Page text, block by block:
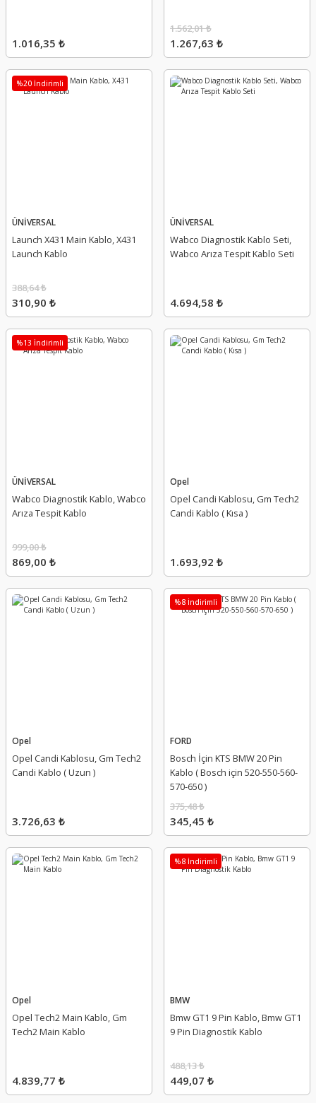
1.016,35 ₺ 1.267,63 ₺
1.562,01 ₺
%20 İndirimli
ÜNİVERSAL
Launch X431 Main Kablo, X431
Launch Kablo
310,90 ₺
388,64 ₺
ÜNİVERSAL
Wabco Diagnostik Kablo Seti,
Wabco Arıza Tespit Kablo Seti
4.694,58 ₺
%13 İndirimli
ÜNİVERSAL
Wabco Diagnostik Kablo, Wabco
Arıza Tespit Kablo
869,00 ₺
999,00 ₺
Opel
Opel Candi Kablosu, Gm Tech2
Candi Kablo ( Kısa )
1.693,92 ₺
Opel
Opel Candi Kablosu, Gm Tech2
Candi Kablo ( Uzun )
3.726,63 ₺
%8 İndirimli
FORD
Bosch İçin KTS BMW 20 Pin
Kablo ( Bosch için 520-550-560-
570-650 )
345,45 ₺
375,48 ₺
Opel
Opel Tech2 Main Kablo, Gm
Tech2 Main Kablo
4.839,77 ₺
%8 İndirimli
BMW
Bmw GT1 9 Pin Kablo, Bmw GT1
9 Pin Diagnostik Kablo
449,07 ₺
488,13 ₺